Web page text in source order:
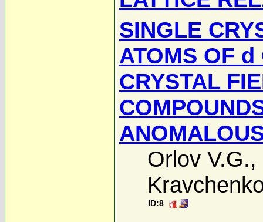
SINGLE
ATOMS OF
CRYSTAL
Orlov V.G.,
ID:8